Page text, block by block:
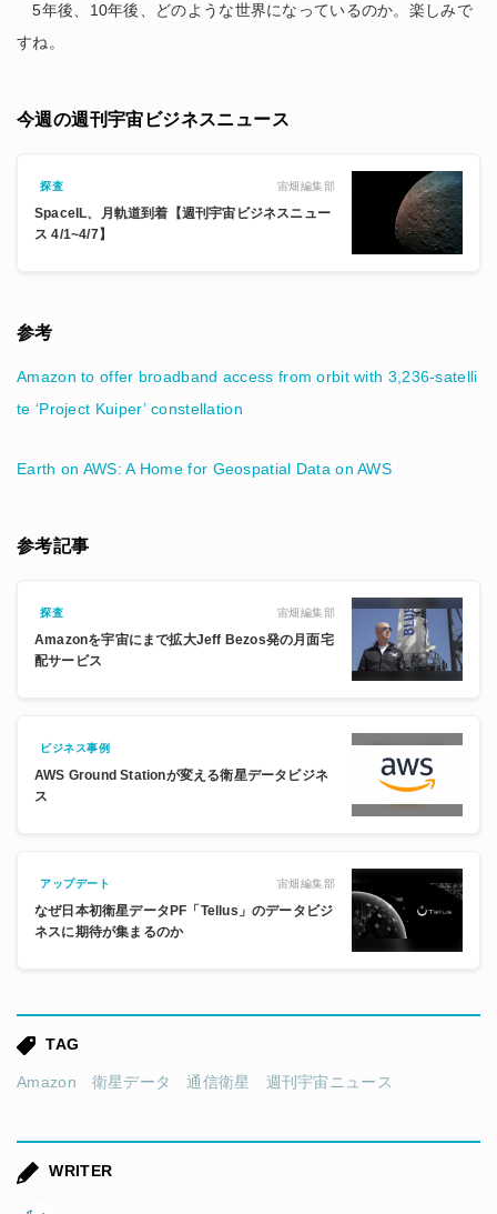
5年後、10年後、どのような世界になっているのか。楽しみで
すね。
今週の週刊宇宙ビジネスニュース
探査 宙畑編集部
SpaceIL、月軌道到着【週刊宇宙ビジネスニュー
ス 4/1~4/7】
参考
Amazon to offer broadband access from orbit with 3,236-satelli
te ‘Project Kuiper’ constellation
Earth on AWS: A Home for Geospatial Data on AWS
参考記事
探査 宙畑編集部
Amazonを宇宙にまで拡大Jeff Bezos発の月面宅
配サービス
ビジネス事例
AWS Ground Stationが変える衛星データビジネ
ス
アップデート 宙畑編集部
なぜ日本初衛星データPF「Tellus」のデータビジ
ネスに期待が集まるのか
TAG
Amazon 衛星データ 通信衛星 週刊宇宙ニュース
WRITER